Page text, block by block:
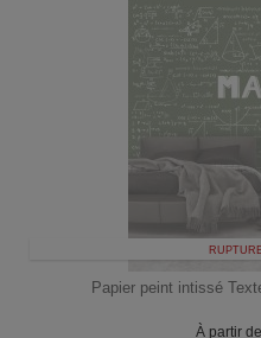
Papier peint intissé
À partir de